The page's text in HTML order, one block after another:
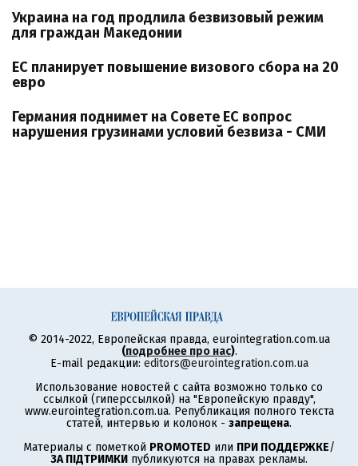
Украина на год продлила безвизовый режим
для граждан Македонии
ЕС планирует повышение визового сбора на 20
евро
Германия поднимет на Совете ЕС вопрос
нарушения грузинами условий безвиза - СМИ
© 2014-2022, Европейская правда, eurointegration.com.ua
(подробнее про нас).
E-mail редакции: editors@eurointegration.com.ua
Использование новостей с сайта возможно только со
ссылкой (гиперссылкой) на "Европейскую правду",
www.eurointegration.com.ua. Републикация полного текста
статей, интервью и колонок - запрещена.
Материалы с пометкой PROMOTED или ПРИ ПОДДЕРЖКЕ/
ЗА ПІДТРИМКИ публикуются на правах рекламы.